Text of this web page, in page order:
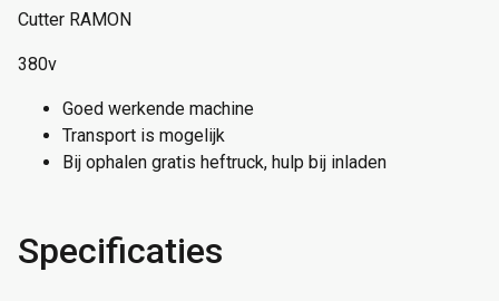
Cutter RAMON
380v
Goed werkende machine
Transport is mogelijk
Bij ophalen gratis heftruck, hulp bij inladen
Specificaties